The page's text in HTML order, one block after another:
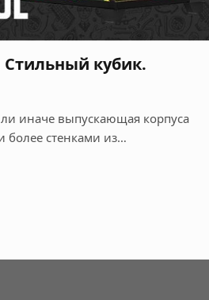
Стильный кубик.
иначе выпускающая корпуса
более стенками из…